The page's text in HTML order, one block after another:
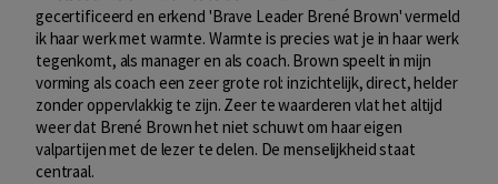
gecertificeerd en erkend 'Brave Leader Brené Brown' vermeld
ik haar werk met warmte. Warmte is precies wat je in haar werk
tegenkomt, als manager en als coach. Brown speelt in mijn
vorming als coach een zeer grote rol: inzichtelijk, direct, helder
zonder oppervlakkig te zijn. Zeer te waarderen vlat het altijd
weer dat Brené Brown het niet schuwt om haar eigen
valpartijen met de lezer te delen. De menselijkheid staat
centraal.